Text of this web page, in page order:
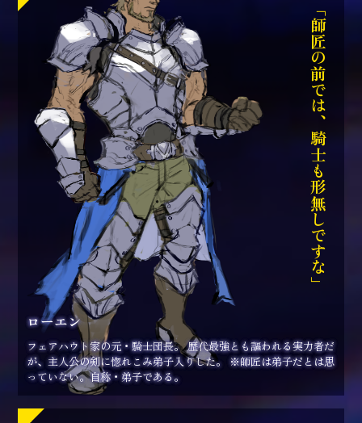
「師匠の前では、騎士も形無しですな」
ローエン
フェアハウト家の元・騎士団長。 歴代最強とも謳われる実力者だ
が、主人公の剣に惚れこみ弟子入りした。 ※師匠は弟子だとは思
っていない。自称・弟子である。